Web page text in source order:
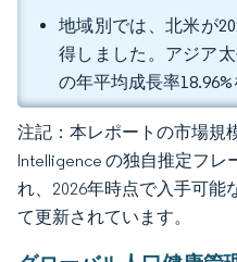
地域別では、北米が
得しました。アジア
の年平均成長率
注記：本レポートの市場規
Intelligence の独自推定フレ
れ、2026年時点で入手可能
て更新されています。